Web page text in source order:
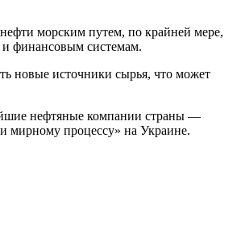
морским путем, по крайней мере,
финансовым системам.
новые источники сырья, что может
нефтяные компании страны —
мирному процессу» на Украине.